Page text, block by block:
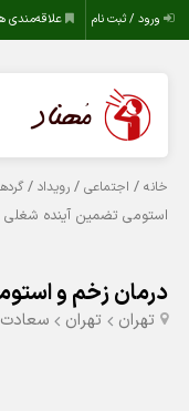
ورود / ثبت نام علاقه‌مندی
خانه / اجتماعی /رویداد /
استومی تضمین آینده شغلی
درمان زخم و
تهران تهران